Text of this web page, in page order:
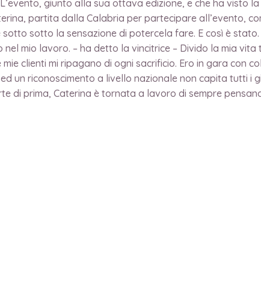
giunto alla sua ottava edizione, e che ha visto
partita dalla Calabria per partecipare all’evento,
sotto sotto la sensazione di potercela fare. E così è
nel mio lavoro. – ha detto la vincitrice – Divido la mia
clienti mi ripagano di ogni sacrificio. Ero in gara con
un riconoscimento a livello nazionale non capita tutti i
di prima, Caterina è tornata a lavoro di sempre